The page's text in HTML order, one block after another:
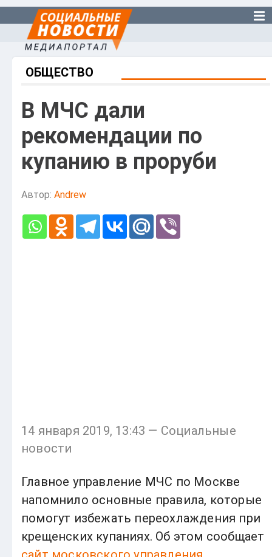
ОБЩЕСТВО
В МЧС дали
рекомендации по
купанию в проруби
Автор: Andrew
14 января 2019, 13:43 — Социальные
новости
Главное управление МЧС по Москве
напомнило основные правила, которые
помогут избежать переохлаждения при
крещенских купаниях. Об этом сообщает